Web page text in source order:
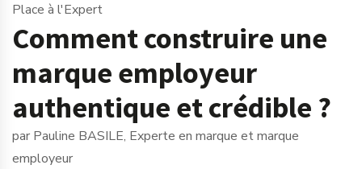
Place à l'Expert
Comment construire une
marque employeur
authentique et crédible ?
par Pauline BASILE, Experte en marque et marque
employeur